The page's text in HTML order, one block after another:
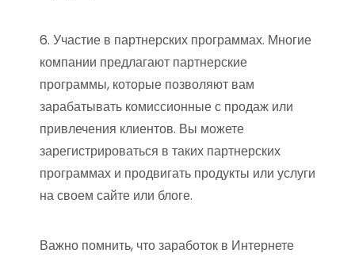
6. Участие в партнерских программах. Многие
компании предлагают партнерские
программы, которые позволяют вам
зарабатывать комиссионные с продаж или
привлечения клиентов. Вы можете
зарегистрироваться в таких партнерских
программах и продвигать продукты или услуги
на своем сайте или блоге.
Важно помнить, что заработок в Интернете